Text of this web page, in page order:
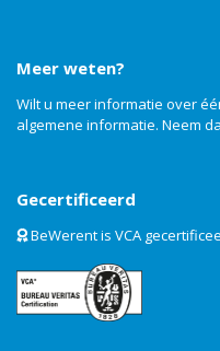
Meer weten?
Wilt u meer informatie over
algemene informatie. Neem
Gecertificeerd
BeWerent is VCA